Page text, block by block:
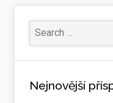
Nejnovější